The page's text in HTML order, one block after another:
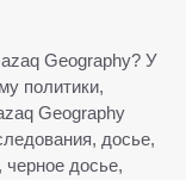
Geography? У
политики,
Geography
досье,
досье,